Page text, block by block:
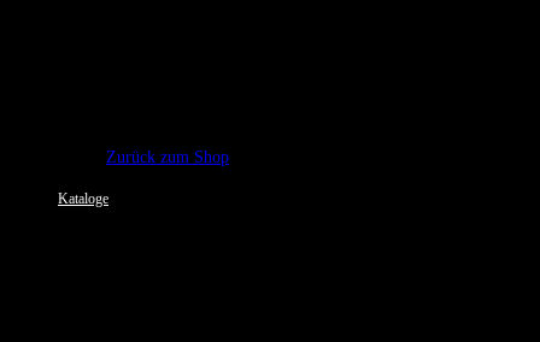
Zurück zum Shop
Kataloge